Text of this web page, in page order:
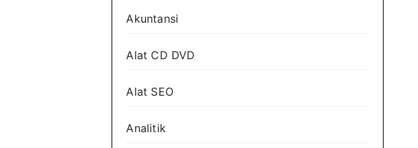
Akuntansi
Alat CD DVD
Alat SEO
Analitik